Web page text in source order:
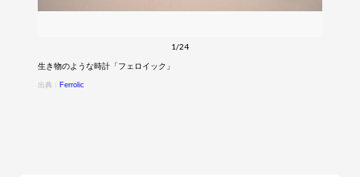
1/24
生き物のような時計「フェロイック」
出典： Ferrolic